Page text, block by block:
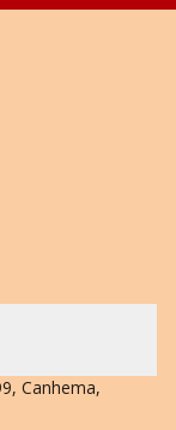
Canhema,